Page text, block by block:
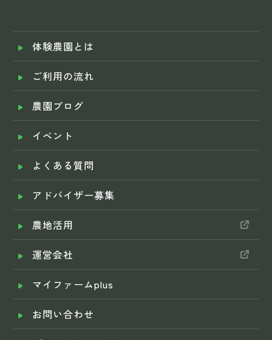
体験農園とは
ご利用の流れ
農園ブログ
イベント
よくある質問
アドバイザー募集
農地活用
運営会社
マイファームplus
お問い合わせ